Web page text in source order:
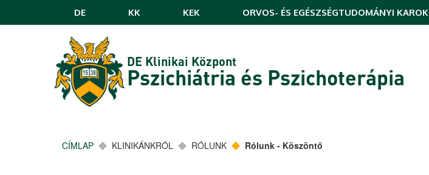
DE KK KEK ORVOS- ÉS EGÉSZSÉGTUDOMÁNYI KAROK
DE Klinikai Központ
Pszichiátria és Pszichoterápia
CÍMLAP KLINIKÁNKRÓL RÓLUNK Rólunk - Köszöntő